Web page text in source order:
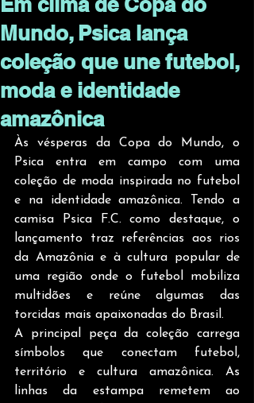
Mundo, Psica lança
coleção que une futebol,
moda e identidade
amazônica
Às vésperas da Copa do Mundo, o
Psica entra em campo com uma
coleção de moda inspirada no futebol
e na identidade amazônica. Tendo a
camisa Psica F.C. como destaque, o
lançamento traz referências aos rios
da Amazônia e à cultura popular de
uma região onde o futebol mobiliza
multidões e reúne algumas das
torcidas mais apaixonadas do Brasil.
A principal peça da coleção carrega
símbolos que conectam futebol,
território e cultura amazônica. As
linhas da estampa remetem ao